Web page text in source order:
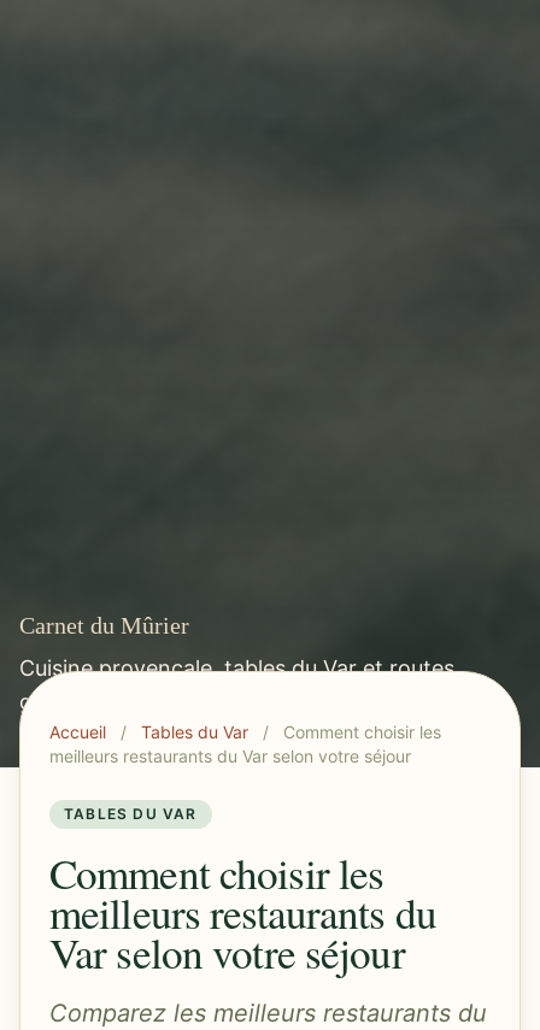
Carnet du Mûrier
Cuisine provençale, tables du Var et routes
gourmandes méditerranéennes.
Accueil / Tables du Var /
Comment choisir les
meilleurs restaurants du Var selon votre séjour
TABLES DU VAR
Comment choisir les
meilleurs restaurants du
Var selon votre séjour
Comparez les meilleurs restaurants du